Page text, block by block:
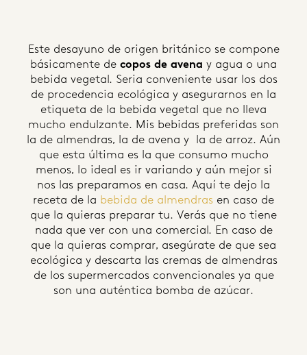
Este desayuno de origen británico se compone
básicamente de copos de avena y agua o una
bebida vegetal. Seria conveniente usar los dos
de procedencia ecológica y asegurarnos en la
etiqueta de la bebida vegetal que no lleva
mucho endulzante. Mis bebidas preferidas son
la de almendras, la de avena y la de arroz. Aún
que esta última es la que consumo mucho
menos, lo ideal es ir variando y aún mejor si
nos las preparamos en casa. Aquí te dejo la
receta de la bebida de almendras en caso de
que la quieras preparar tu. Verás que no tiene
nada que ver con una comercial. En caso de
que la quieras comprar, asegúrate de que sea
ecológica y descarta las cremas de almendras
de los supermercados convencionales ya que
son una auténtica bomba de azúcar.